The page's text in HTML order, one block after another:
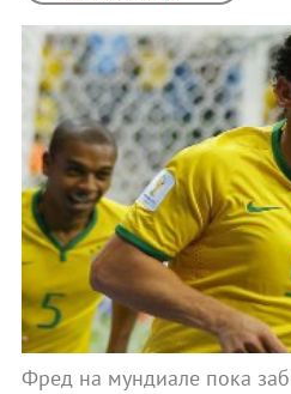
Фред на мундиале пока